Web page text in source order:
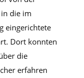
die im
eingerichtete
Dort konnten
die
erfahren